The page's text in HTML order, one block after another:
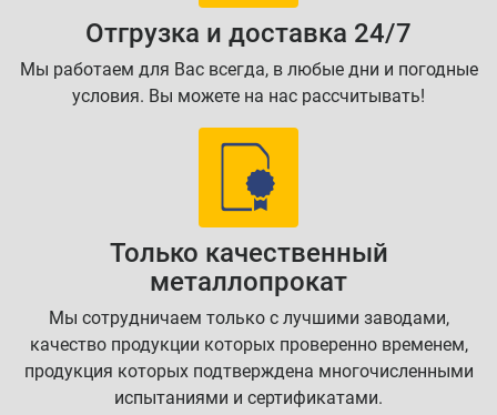
Отгрузка и доставка 24/7
Мы работаем для Вас всегда, в любые дни и погодные
условия. Вы можете на нас рассчитывать!
Только качественный
металлопрокат
Мы сотрудничаем только с лучшими заводами,
качество продукции которых проверенно временем,
продукция которых подтверждена многочисленными
испытаниями и сертификатами.